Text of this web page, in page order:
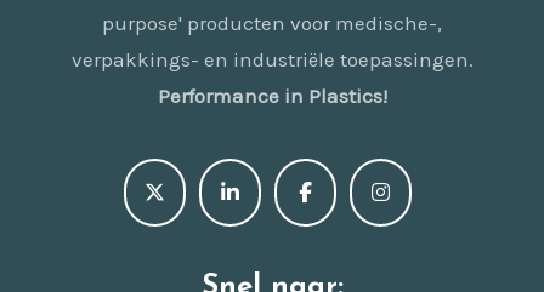
purpose' producten voor medische-,
verpakkings- en industriële toepassingen.
Performance in Plastics!